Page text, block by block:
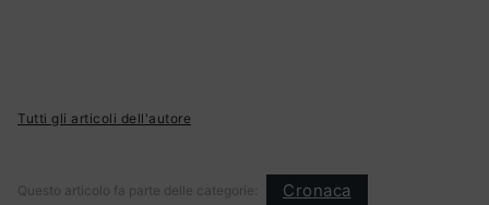
Tutti gli articoli dell'autore
Questo articolo fa parte delle categorie: Cronaca